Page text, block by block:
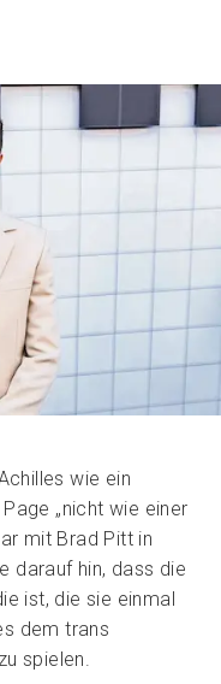
wie ein
„nicht wie einer
mit Brad Pitt in
darauf hin, dass die
ist, die sie einmal
dem trans
spielen.